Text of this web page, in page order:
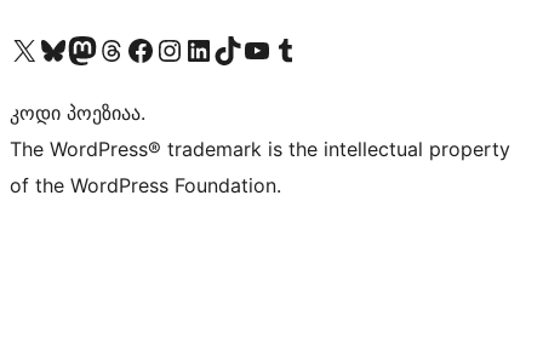
Visit our X (formerly Twitter) account
Visit our Bluesky account
Visit our Mastodon account
Visit our Threads account
Visit our Facebook page
Visit our Instagram account
Visit our LinkedIn account
Visit our TikTok account
Visit our YouTube channel
Visit our Tumblr account
კოდი პოეზიაა.
The WordPress® trademark is the intellectual property
of the WordPress Foundation.